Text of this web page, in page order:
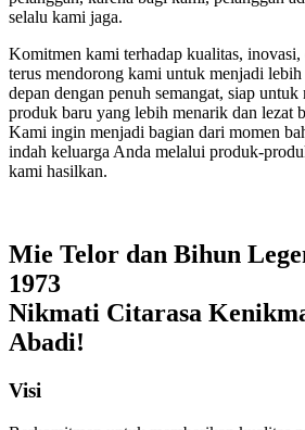
selalu kami jaga.
Komitmen kami terhadap kualitas, inovasi,
terus mendorong kami untuk menjadi
depan dengan penuh semangat, siap
produk baru yang lebih menarik dan lezat
Kami ingin menjadi bagian dari momen
indah keluarga Anda melalui produk-
kami hasilkan.
Mie Telor dan Bihun
1973
Nikmati Citarasa
Abadi!
Visi